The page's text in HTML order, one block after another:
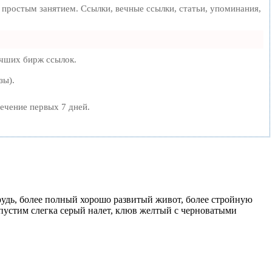
занятием. Ссылки, вечные ссылки, статьи, упоминания,
бирж ссылок.
первых 7 дней.
более полный хорошо развитый живот, более стройную
слегка серый налет, клюв желтый с черноватыми